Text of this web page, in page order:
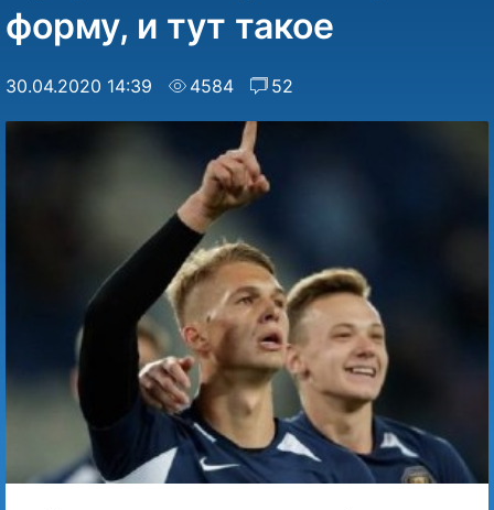
форму, и тут такое
30.04.2020 14:39 4584 52